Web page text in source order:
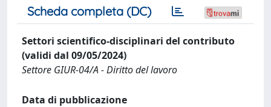
Scheda completa (DC)
Settori scientifico-disciplinari del contributo
(validi dal 09/05/2024)
Settore GIUR-04/A - Diritto del lavoro
Data di pubblicazione